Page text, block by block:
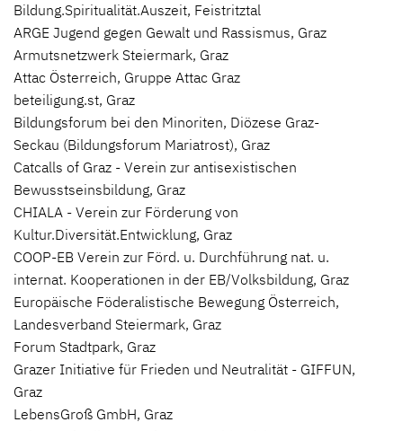
Bildung.Spiritualität.Auszeit, Feistritztal
ARGE Jugend gegen Gewalt und Rassismus, Graz
Armutsnetzwerk Steiermark, Graz
Attac Österreich, Gruppe Attac Graz
beteiligung.st, Graz
Bildungsforum bei den Minoriten, Diözese Graz-
Seckau (Bildungsforum Mariatrost), Graz
Catcalls of Graz - Verein zur antisexistischen
Bewusstseinsbildung, Graz
CHIALA - Verein zur Förderung von
Kultur.Diversität.Entwicklung, Graz
COOP-EB Verein zur Förd. u. Durchführung nat. u.
internat. Kooperationen in der EB/Volksbildung, Graz
Europäische Föderalistische Bewegung Österreich,
Landesverband Steiermark, Graz
Forum Stadtpark, Graz
Grazer Initiative für Frieden und Neutralität - GIFFUN,
Graz
LebensGroß GmbH, Graz